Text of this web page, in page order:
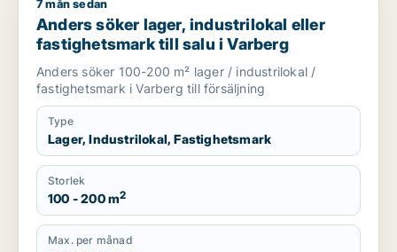
Anders söker lager, industrilokal eller fastighetsmark till salu
7 mån sedan
Anders söker lager, industrilokal eller
fastighetsmark till salu i Varberg
Anders söker 100-200 m² lager / industrilokal /
fastighetsmark i Varberg till försäljning
Type
Lager, Industrilokal, Fastighetsmark
Storlek
100 - 200 m2
Max. per månad